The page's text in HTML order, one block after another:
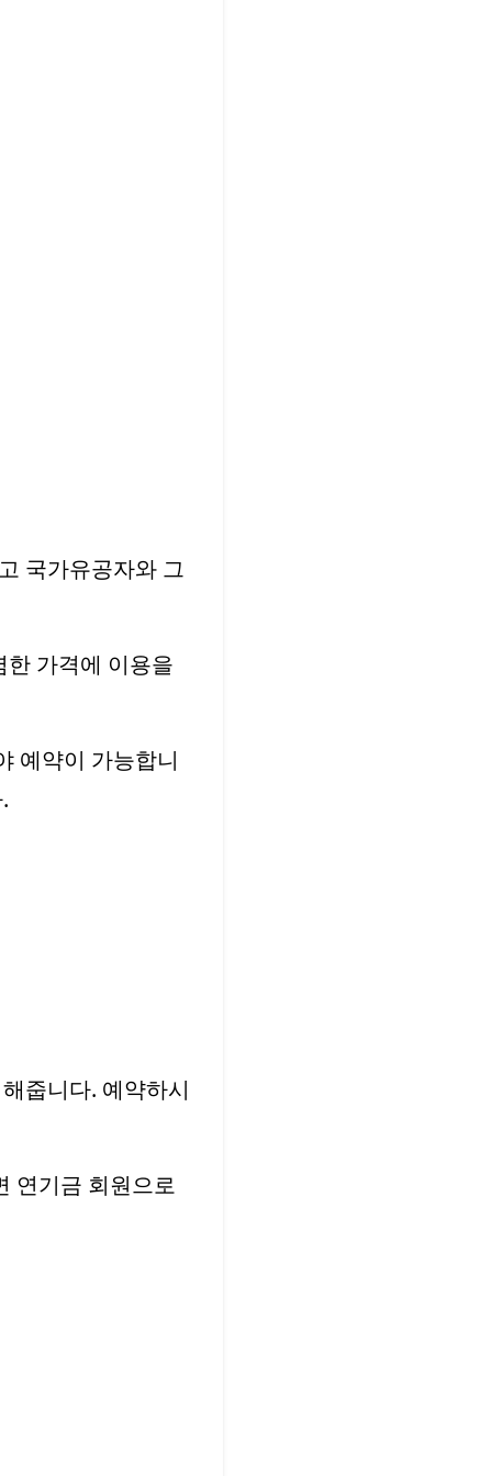
국가유공자와 그
가격에 이용을
예약이 가능합니
줍니다. 예약하시
연기금 회원으로